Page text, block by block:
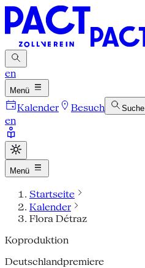
en
Menü
Kalender Besuch Suche
en
Menü
Startseite
Kalender
Flora Détraz
Koproduktion
Deutschlandpremiere